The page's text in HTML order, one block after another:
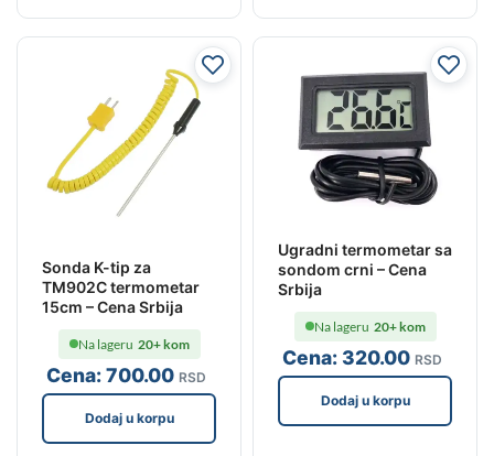
Sonda K-tip za
TM902C termometar
15cm – Cena Srbija
Cena:700.00 RSD
Na lageru 20+ kom
Dodaj u korpu
Ugradni termometar sa
sondom crni – Cena
Srbija
Cena:320.00 RSD
Na lageru 20+ kom
Dodaj u korpu